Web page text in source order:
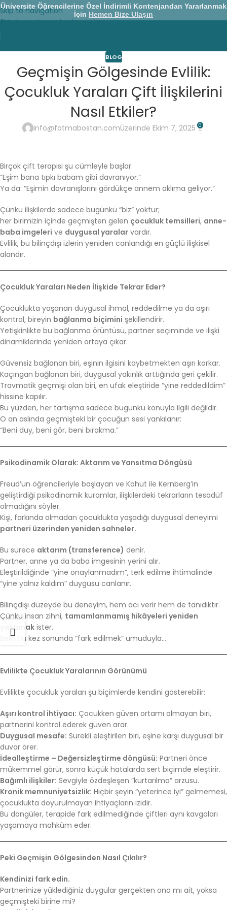
Skip to navigation
Skip to main content
Üniversite Öğrencilerine Özel İndirimli Kontenjandan Yararlanmak
İçin Hemen Bize Ulaşın
BLOG
Geçmişin Gölgesinde Evlilik:
Çocukluk Yaraları Çift İlişkilerini
Nasıl Etkiler?
info@fatmabostan.comÜzerinde Ekim 7, 2025 0
Birçok çift terapisi şu cümleyle başlar:
“Eşim bana tıpkı babam gibi davranıyor.”
Ya da: “Eşimin davranışlarını gördükçe annem aklıma geliyor.”
Çünkü ilişkilerde sadece bugünkü “biz” yoktur;
her birimizin içinde geçmişten gelen çocukluk temsilleri, anne-
baba imgeleri ve duygusal yaralar vardır.
Evlilik, bu bilinçdışı izlerin yeniden canlandığı en güçlü ilişkisel
alandır.
Çocukluk Yaraları Neden İlişkide Tekrar Eder?
Çocuklukta yaşanan duygusal ihmal, reddedilme ya da aşırı
kontrol, bireyin bağlanma biçimini şekillendirir.
Yetişkinlikte bu bağlanma örüntüsü, partner seçiminde ve ilişki
dinamiklerinde yeniden ortaya çıkar.
Güvensiz bağlanan biri, eşinin ilgisini kaybetmekten aşırı korkar.
Kaçıngan bağlanan biri, duygusal yakınlık arttığında geri çekilir.
Travmatik geçmişi olan biri, en ufak eleştiride “yine reddedildim”
hissine kapılır.
Bu yüzden, her tartışma sadece bugünkü konuyla ilgili değildir.
O an aslında geçmişteki bir çocuğun sesi yankılanır:
“Beni duy, beni gör, beni bırakma.”
Psikodinamik Olarak: Aktarım ve Yansıtma Döngüsü
Freud’un öğrencileriyle başlayan ve Kohut ile Kernberg’in
geliştirdiği psikodinamik kuramlar, ilişkilerdeki tekrarların tesadüf
olmadığını söyler.
Kişi, farkında olmadan çocuklukta yaşadığı duygusal deneyimi
partneri üzerinden yeniden sahneler.
Bu sürece aktarım (transference) denir.
Partner, anne ya da baba imgesinin yerini alır.
Eleştirildiğinde “yine onaylanmadım”, terk edilme ihtimalinde
“yine yalnız kaldım” duygusu canlanır.
Bilinçdışı düzeyde bu deneyim, hem acı verir hem de tanıdıktır.
Çünkü insan zihni, tamamlanmamış hikâyeleri yeniden
yaşamak ister.
Belki bu kez sonunda “fark edilmek” umuduyla…
Evlilikte Çocukluk Yaralarının Görünümü
Evlilikte çocukluk yaraları şu biçimlerde kendini gösterebilir:
Aşırı kontrol ihtiyacı: Çocukken güven ortamı olmayan biri,
partnerini kontrol ederek güven arar.
Duygusal mesafe: Sürekli eleştirilen biri, eşine karşı duygusal bir
duvar örer.
İdealleştirme – Değersizleştirme döngüsü: Partneri önce
mükemmel görür, sonra küçük hatalarda sert biçimde eleştirir.
Bağımlı ilişkiler: Sevgiyle özdeşleşen “kurtarılma” arzusu.
Kronik memnuniyetsizlik: Hiçbir şeyin “yeterince iyi” gelmemesi,
çocuklukta doyurulmayan ihtiyaçların izidir.
Bu döngüler, terapide fark edilmediğinde çiftleri aynı kavgaları
yaşamaya mahkûm eder.
Peki Geçmişin Gölgesinden Nasıl Çıkılır?
Kendinizi fark edin.
Partnerinize yüklediğiniz duygular gerçekten ona mı ait, yoksa
geçmişteki birine mi?